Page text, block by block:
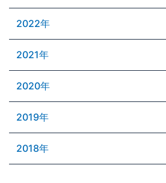
2022年
2021年
2020年
2019年
2018年